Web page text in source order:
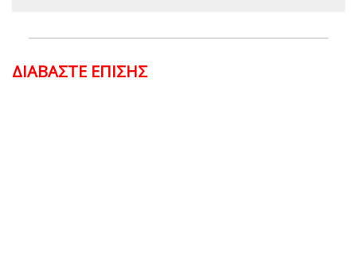
ΔΙΑΒΑΣΤΕ ΕΠΙΣΗΣ